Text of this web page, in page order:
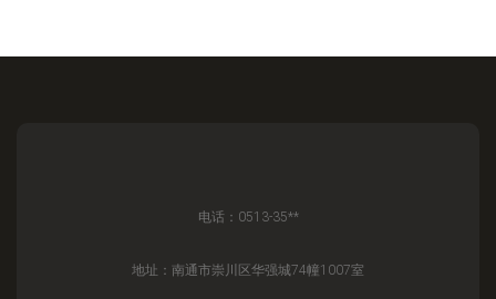
电话：0513-35**
地址：南通市崇川区华强城74幢1007室